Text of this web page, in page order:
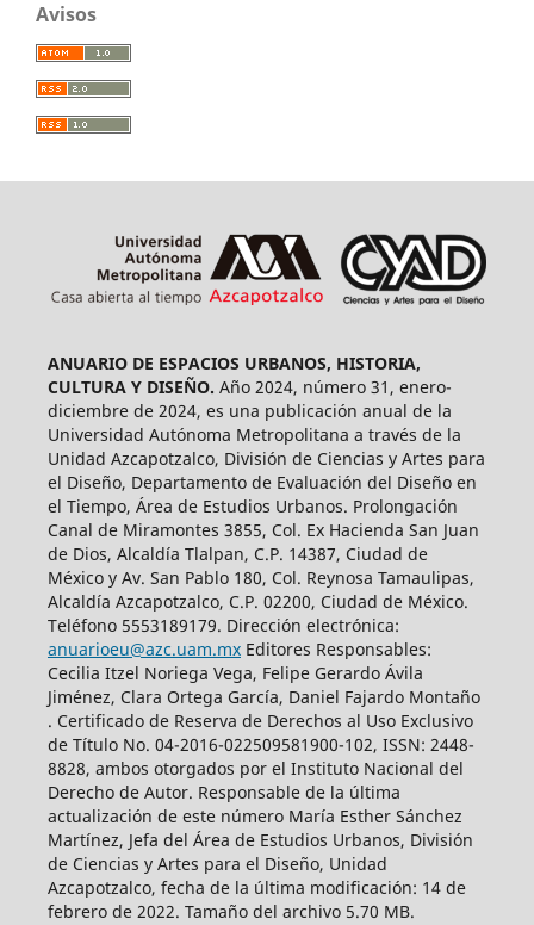
Avisos
ANUARIO DE ESPACIOS URBANOS, HISTORIA,
CULTURA Y DISEÑO. Año 2024, número 31, enero-
diciembre de 2024, es una publicación anual de la
Universidad Autónoma Metropolitana a través de la
Unidad Azcapotzalco, División de Ciencias y Artes para
el Diseño, Departamento de Evaluación del Diseño en
el Tiempo, Área de Estudios Urbanos. Prolongación
Canal de Miramontes 3855, Col. Ex Hacienda San Juan
de Dios, Alcaldía Tlalpan, C.P. 14387, Ciudad de
México y Av. San Pablo 180, Col. Reynosa Tamaulipas,
Alcaldía Azcapotzalco, C.P. 02200, Ciudad de México.
Teléfono 5553189179. Dirección electrónica:
anuarioeu@azc.uam.mxEditores Responsables:
Cecilia Itzel Noriega Vega, Felipe Gerardo Ávila
Jiménez, Clara Ortega García, Daniel Fajardo Montaño
. Certificado de Reserva de Derechos al Uso Exclusivo
de Título No. 04-2016-022509581900-102, ISSN: 2448-
8828, ambos otorgados por el Instituto Nacional del
Derecho de Autor. Responsable de la última
actualización de este número María Esther Sánchez
Martínez, Jefa del Área de Estudios Urbanos, División
de Ciencias y Artes para el Diseño, Unidad
Azcapotzalco, fecha de la última modificación: 14 de
febrero de 2022. Tamaño del archivo 5.70 MB.